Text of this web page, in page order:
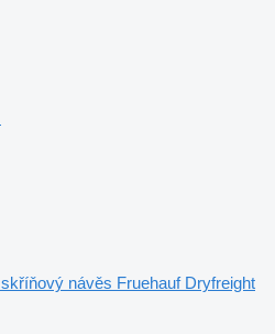
skříňový návěs Fruehauf Dryfreight